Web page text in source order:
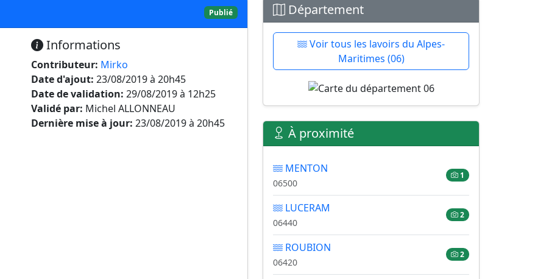
Publié
Informations
Contributeur: Mirko
Date d'ajout: 23/08/2019 à 20h45
Date de validation: 29/08/2019 à 12h25
Validé par: Michel ALLONNEAU
Dernière mise à jour: 23/08/2019 à 20h45
Département
Voir tous les lavoirs du Alpes-
Maritimes (06)
À proximité
MENTON
06500
1
LUCERAM
06440
2
ROUBION
06420
2